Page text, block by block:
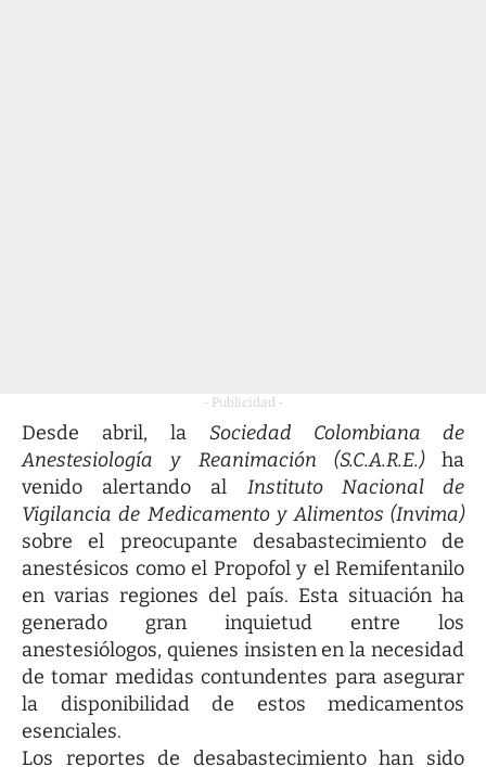
- Publicidad -
Desde abril, la Sociedad Colombiana de
Anestesiología y Reanimación (S.C.A.R.E.) ha
venido alertando al Instituto Nacional de
Vigilancia de Medicamento y Alimentos (Invima)
sobre el preocupante desabastecimiento de
anestésicos como el Propofol y el Remifentanilo
en varias regiones del país. Esta situación ha
generado gran inquietud entre los
anestesiólogos, quienes insisten en la necesidad
de tomar medidas contundentes para asegurar
la disponibilidad de estos medicamentos
esenciales.
Los reportes de desabastecimiento han sido